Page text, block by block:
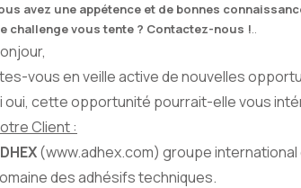
avez une appétence et de bonnes
challenge vous tente ? Contactez-nous !..
vous en veille active de nouvelles
oui, cette opportunité pourrait-elle vous
Client :
(www.adhex.com) groupe
des adhésifs techniques.